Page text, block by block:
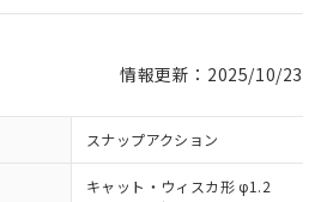
情報更新：2025/10/23
スナップアクション
キャット・ウィスカ形 φ1.2